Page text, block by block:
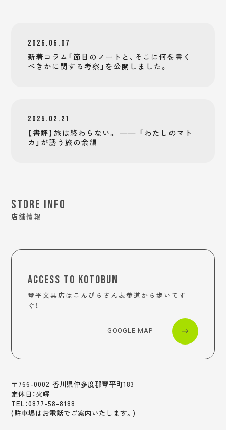
2026.06.07
新着コラム「節目のノートと、そこに何を書く
べきかに関する考察」を公開しました。
2025.02.21
【書評】旅は終わらない。 —— 「わたしのマト
カ」が誘う旅の余韻
STORE INFO
店舗情報
ACCESS TO KOTOBUN
琴平文具店はこんぴらさん表参道から歩いてす
ぐ！
- GOOGLE MAP
〒766-0002 香川県仲多度郡琴平町183
定休日：火曜
TEL：0877-58-8188
(駐車場はお電話でご案内いたします。)